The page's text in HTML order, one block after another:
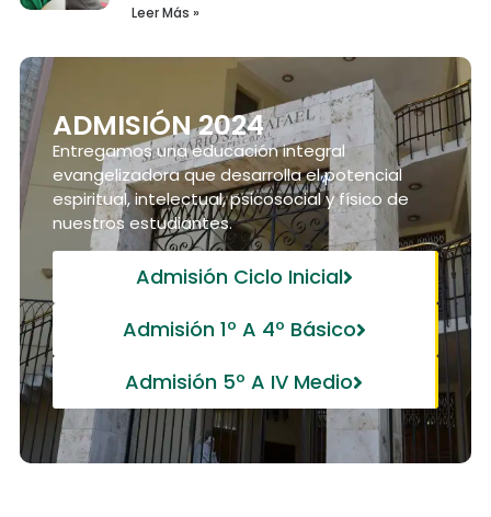
Leer Más »
ADMISIÓN 2024
Entregamos una educación integral
evangelizadora que desarrolla el potencial
espiritual, intelectual, psicosocial y físico de
nuestros estudiantes.
Admisión Ciclo Inicial
Admisión 1º A 4º Básico
Admisión 5º A IV Medio